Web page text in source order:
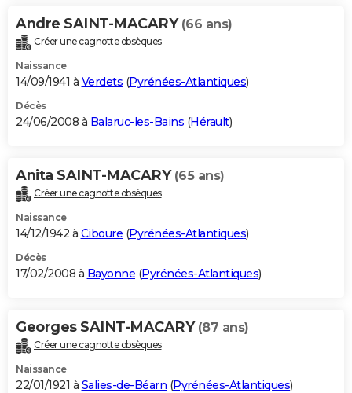
Andre SAINT-MACARY (66 ans)
Créer une cagnotte obsèques
Naissance
14/09/1941 à Verdets (Pyrénées-Atlantiques)
Décès
24/06/2008 à Balaruc-les-Bains (Hérault)
Anita SAINT-MACARY (65 ans)
Créer une cagnotte obsèques
Naissance
14/12/1942 à Ciboure (Pyrénées-Atlantiques)
Décès
17/02/2008 à Bayonne (Pyrénées-Atlantiques)
Georges SAINT-MACARY (87 ans)
Créer une cagnotte obsèques
Naissance
22/01/1921 à Salies-de-Béarn (Pyrénées-Atlantiques)